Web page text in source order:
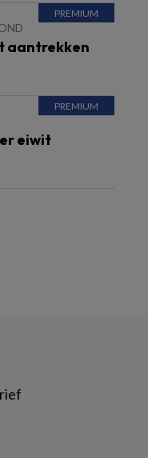
aantrekken
eiwit